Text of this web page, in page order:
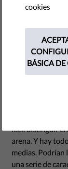
categorías
by Orsolya Reich
abril 09, 2019
entre medias.
fácil distinguir
arena. Y hay
medias. Podrían
una serie de
cookies
BÁSICA